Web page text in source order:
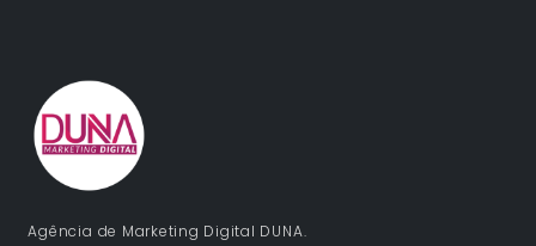
Agência de Marketing Digital DUNA.